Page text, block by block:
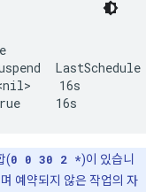
LastSchedule
16s
(0 0 30 2 *)이 있습니
예약되지 않은 작업의 자